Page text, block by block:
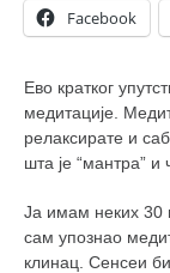
календар
Окинава
најновије на
моје
историја
бубиши
Facebook
Ево кратког
медитације.
релаксирате и
шта је “мантра” и
Ја имам неких 30
сам упознао
клинац. Сенсеи би